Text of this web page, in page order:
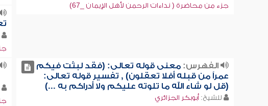
جزء من محاضرة ( نداءات الرحمن لأهل الإيمان _67)
الفهرس:معنى قوله تعالى: (فقد لبثت فيكم
عمراً من قبله أفلا تعقلون) , تفسير قوله تعالى:
(قل لو شاء الله ما تلوته عليكم ولا أدراكم به ...)
للشيخ: أبوبكر الجزائري